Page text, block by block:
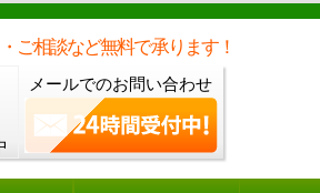
ご相談など無料で承ります！
メールでのお問い合わせ
まで受付中]